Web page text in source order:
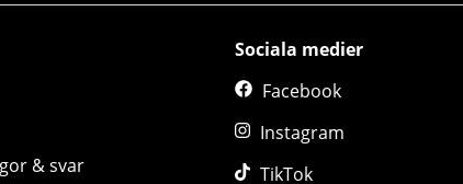
& svar
Sociala medier
Facebook
Instagram
TikTok